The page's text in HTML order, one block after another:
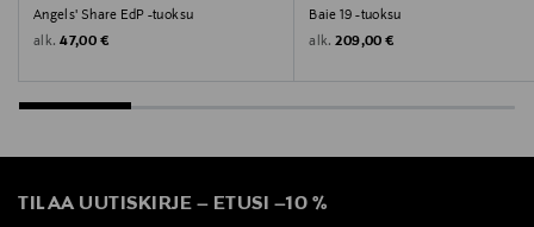
Angels' Share EdP -tuoksu
alk. Original Price
47,00 €
Baie 19 -tuoksu
alk. Original Price
209,00 €
TILAA UUTISKIRJE – ETUSI –10 %